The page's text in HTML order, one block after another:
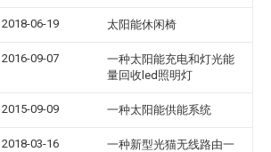
2018-06-19 太阳能休闲椅
2016-09-07
一种太阳能充电和灯光能
量回收led照明灯
2015-09-09 一种太阳能供能系统
2018-03-16
一种新型光猫无线路由一